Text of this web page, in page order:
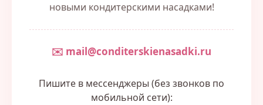
новыми кондитерскими насадками!
✉️ mail@conditerskienasadki.ru
Пишите в мессенджеры (без звонков по
мобильной сети):